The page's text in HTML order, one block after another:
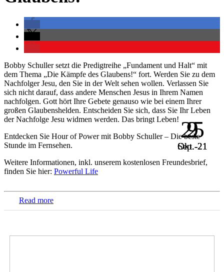
9
Okt.-21
2
Okt.-21
Bobby Schuller setzt die Predigtreihe „Fundament und Halt“ mit
dem Thema „Die Kämpfe des Glaubens!“ fort. Werden Sie zu dem
Nachfolger Jesu, den Sie in der Welt sehen wollen. Verlassen Sie
sich nicht darauf, dass andere Menschen Jesus in Ihrem Namen
nachfolgen. Gott hört Ihre Gebete genauso wie bei einem Ihrer
großen Glaubenshelden. Entscheiden Sie sich, dass Sie Ihr Leben
der Nachfolge Jesu widmen werden. Das bringt Leben!
Entdecken Sie Hour of Power mit Bobby Schuller – Die beste
Stunde im Fernsehen.
Weitere Informationen, inkl. unserem kostenlosen Freundesbrief,
finden Sie hier: Powerful Life
Read more
25
Sep.-21